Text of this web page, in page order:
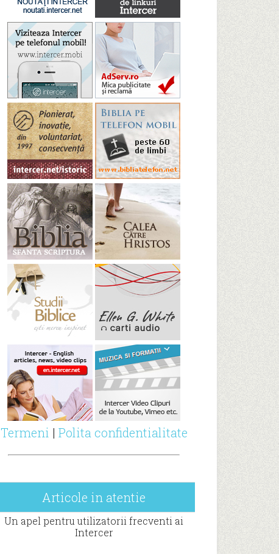
Termeni | Polita confidentialitate
Articole in atentie
Un apel pentru utilizatorii frecventi ai
Intercer